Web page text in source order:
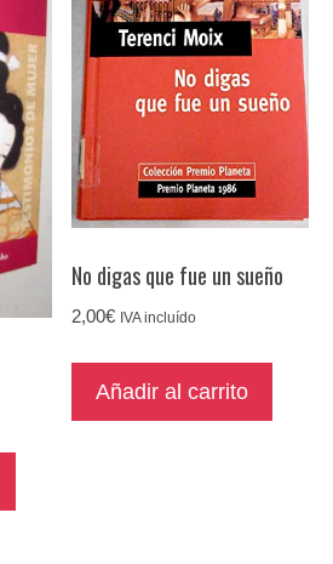
No digas que fue un sueño
2,00€ IVA incluído
Añadir al carrito